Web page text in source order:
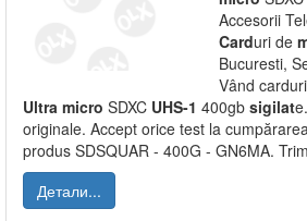
Accesorii
Carduri de
Bucuresti,
Vând
Ultra micro SDXC UHS-1 400gb sigilate.
originale. Accept orice test la
produs SDSQUAR - 400G - GN6MA.
Детали...